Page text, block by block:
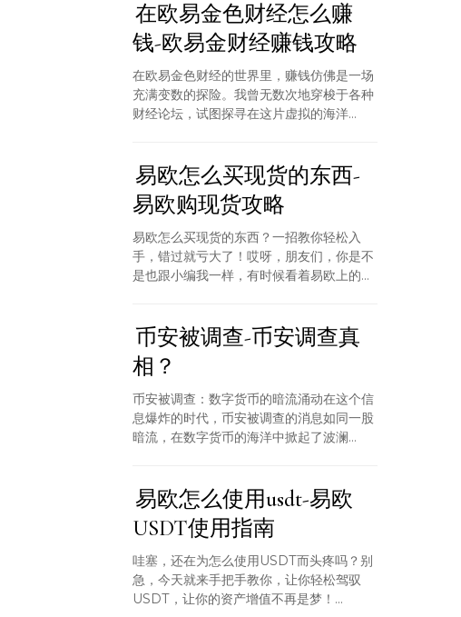
在欧易金色财经怎么赚
钱-欧易金财经赚钱攻略
在欧易金色财经的世界里，赚钱仿佛是一场
充满变数的探险。我曾无数次地穿梭于各种
财经论坛，试图探寻在这片虚拟的海洋...
易欧怎么买现货的东西-
易欧购现货攻略
易欧怎么买现货的东西？一招教你轻松入
手，错过就亏大了！哎呀，朋友们，你是不
是也跟小编我一样，有时候看着易欧上的...
币安被调查-币安调查真
相？
币安被调查：数字货币的暗流涌动在这个信
息爆炸的时代，币安被调查的消息如同一股
暗流，在数字货币的海洋中掀起了波澜...
易欧怎么使用usdt-易欧
USDT使用指南
哇塞，还在为怎么使用USDT而头疼吗？别
急，今天就来手把手教你，让你轻松驾驭
USDT，让你的资产增值不再是梦！...